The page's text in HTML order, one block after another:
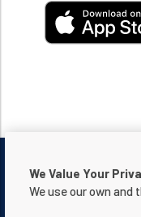
We Value Your
We use our own